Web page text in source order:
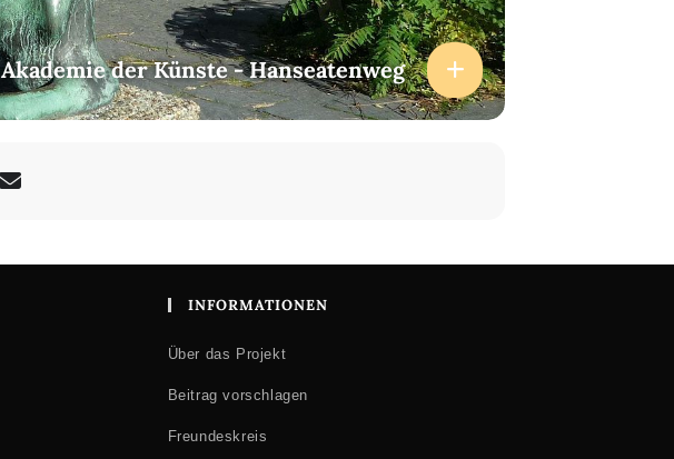
Akademie der Künste - Hanseatenweg
INFORMATIONEN
Über das Projekt
Beitrag vorschlagen
Freundeskreis